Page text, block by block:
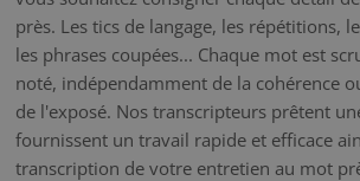
près. Les tics de langage, les répétitions,
les phrases coupées... Chaque mot est
noté, indépendamment de la cohérence
de l'exposé. Nos transcripteurs prêtent
fournissent un travail rapide et efficace
transcription de votre entretien au mot